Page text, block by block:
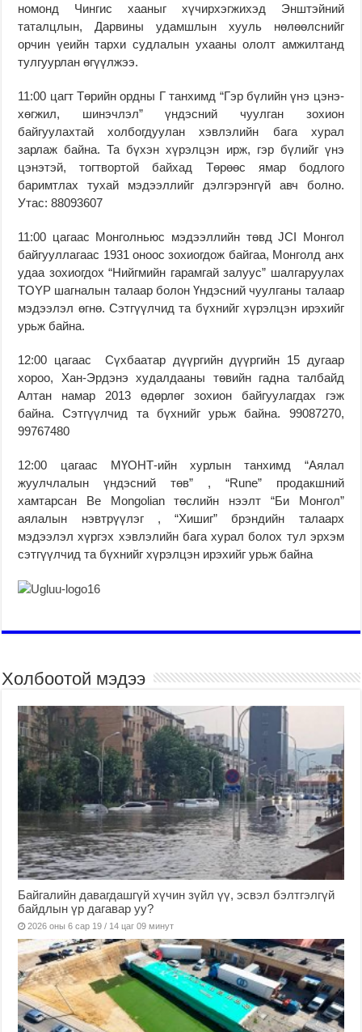
номонд Чингис хааныг хүчирхэгжихэд Энштэйний
таталцлын, Дарвины удамшлын хууль нөлөөлснийг
орчин үеийн тархи судлалын ухааны ололт амжилтанд
тулгуурлан өгүүлжээ.
11:00 цагт Төрийн ордны Г танхимд “Гэр бүлийн үнэ цэнэ-
хөгжил, шинэчлэл” үндэсний чуулган зохион
байгуулахтай холбогдуулан хэвлэлийн бага хурал
зарлаж байна. Та бүхэн хүрэлцэн ирж, гэр бүлийг үнэ
цэнэтэй, тогтвортой байхад Төрөөс ямар бодлого
баримтлах тухай мэдээллийг дэлгэрэнгүй авч болно.
Утас: 88093607
11:00 цагаас Монголньюс мэдээллийн төвд JCI Монгол
байгууллагаас 1931 оноос зохиогдож байгаа, Монголд анх
удаа зохиогдох “Нийгмийн гарамгай залуус” шалгаруулах
TOYP шагналын талаар болон Үндэсний чуулганы талаар
мэдээлэл өгнө. Сэтгүүлчид та бүхнийг хүрэлцэн ирэхийг
урьж байна.
12:00 цагаас Сүхбаатар дүүргийн дүүргийн 15 дугаар
хороо, Хан-Эрдэнэ худалдааны төвийн гадна талбайд
Алтан намар 2013 өдөрлөг зохион байгуулагдах гэж
байна. Сэтгүүлчид та бүхнийг урьж байна. 99087270,
99767480
12:00 цагаас МҮОНТ-ийн хурлын танхимд “Аялал
жуулчлалын үндэсний төв” , “Rune” продакшний
хамтарсан Be Mongolian төслийн нээлт “Би Монгол”
аялалын нэвтрүүлэг , “Хишиг” брэндийн талаарх
мэдээлэл хүргэх хэвлэлийн бага хурал болох тул эрхэм
сэтгүүлчид та бүхнийг хүрэлцэн ирэхийг урьж байна
Холбоотой мэдээ
Байгалийн давагдашгүй хүчин зүйл үү, эсвэл бэлтгэлгүй
байдлын үр дагавар уу?
2026 оны 6 сар 19 / 14 цаг 09 минут